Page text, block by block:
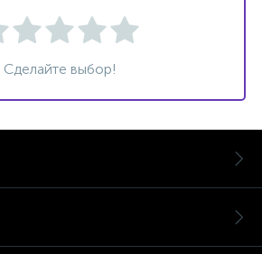
Сделайте выбор!